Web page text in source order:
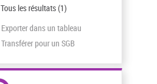
Tous les résultats(1)
Exporter dans un tableau
Transférer pour un SGB